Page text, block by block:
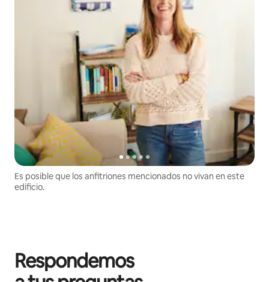
Es posible que los anfitriones mencionados no vivan en este
edificio.
Respondemos